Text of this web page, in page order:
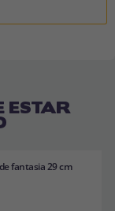
ESTAR
fantasia 29 cm